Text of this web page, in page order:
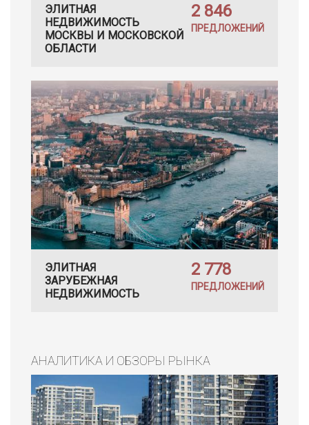
ЭЛИТНАЯ
НЕДВИЖИМОСТЬ
МОСКВЫ И МОСКОВСКОЙ
ОБЛАСТИ
2 846
ПРЕДЛОЖЕНИЙ
ЭЛИТНАЯ
ЗАРУБЕЖНАЯ
НЕДВИЖИМОСТЬ
2 778
ПРЕДЛОЖЕНИЙ
АНАЛИТИКА И ОБЗОРЫ РЫНКА